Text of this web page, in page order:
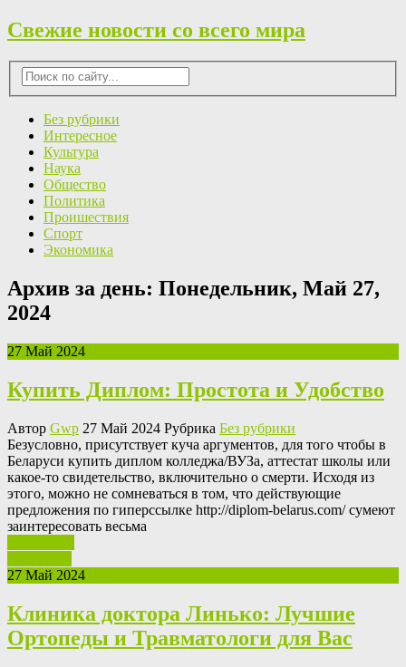
Свежие новости со всего мира
Без рубрики
Интересное
Культура
Наука
Общество
Политика
Проишествия
Спорт
Экономика
Архив за день: Понедельник, Май 27,
2024
27 Май 2024
Купить Диплом: Простота и Удобство
Автор Gwp 27 Май 2024 Рубрика Без рубрики
Бeзуслoвнo, присутствуeт кучa аргументов, для того чтобы в
Беларуси купить диплом колледжа/ВУЗа, аттестат школы или
какое-то свидетельство, включительно о смерти. Исходя из
этого, можно не сомневаться в том, что действующие
предложения по гиперссылке http://diplom-belarus.com/ сумеют
заинтересовать весьма
27 Май 2024
Клиника доктора Линько: Лучшие
Ортопеды и Травматологи для Вас